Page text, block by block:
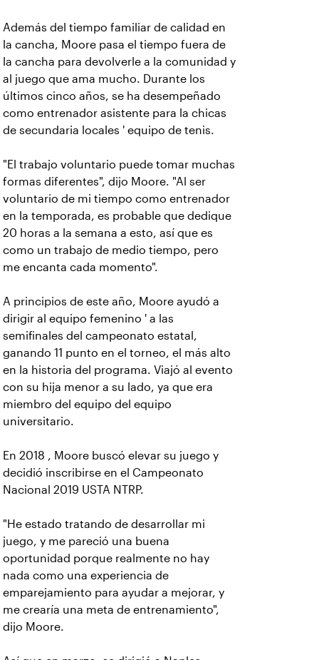
Además del tiempo familiar de calidad en
la cancha, Moore pasa el tiempo fuera de
la cancha para devolverle a la comunidad y
al juego que ama mucho. Durante los
últimos cinco años, se ha desempeñado
como entrenador asistente para la chicas
de secundaria locales ' equipo de tenis.
"El trabajo voluntario puede tomar muchas
formas diferentes", dijo Moore. "Al ser
voluntario de mi tiempo como entrenador
en la temporada, es probable que dedique
20 horas a la semana a esto, así que es
como un trabajo de medio tiempo, pero
me encanta cada momento".
A principios de este año, Moore ayudó a
dirigir al equipo femenino ' a las
semifinales del campeonato estatal,
ganando 11 punto en el torneo, el más alto
en la historia del programa. Viajó al evento
con su hija menor a su lado, ya que era
miembro del equipo del equipo
universitario.
En 2018 , Moore buscó elevar su juego y
decidió inscribirse en el Campeonato
Nacional 2019 USTA NTRP.
"He estado tratando de desarrollar mi
juego, y me pareció una buena
oportunidad porque realmente no hay
nada como una experiencia de
emparejamiento para ayudar a mejorar, y
me crearía una meta de entrenamiento",
dijo Moore.